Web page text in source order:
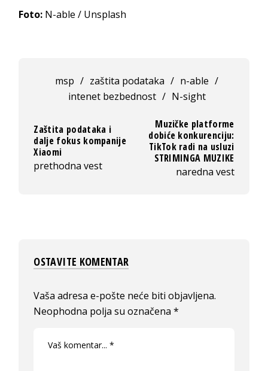
Foto: N-able / Unsplash
msp / zaštita podataka / n-able /
intenet bezbednost / N-sight
Zaštita podataka i
dalje fokus kompanije
Xiaomi
prethodna vest
Muzičke platforme
dobiće konkurenciju:
TikTok radi na usluzi
STRIMINGA MUZIKE
naredna vest
OSTAVITE KOMENTAR
Vaša adresa e-pošte neće biti objavljena.
Neophodna polja su označena*